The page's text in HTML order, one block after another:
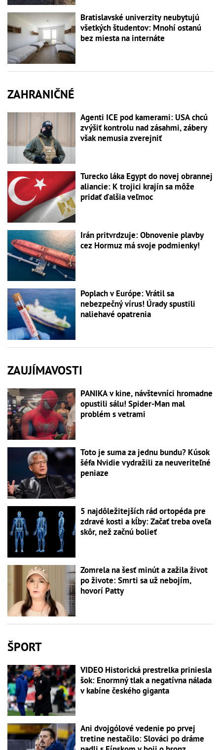
Bratislavské univerzity neubytujú
všetkých študentov: Mnohí ostanú
bez miesta na internáte
ZAHRANIČNÉ
Agenti ICE pod kamerami: USA chcú
zvýšiť kontrolu nad zásahmi, zábery
však nemusia zverejniť
Turecko láka Egypt do novej obrannej
aliancie: K trojici krajín sa môže
pridať ďalšia veľmoc
Irán pritvrdzuje: Obnovenie plavby
cez Hormuz má svoje podmienky!
Poplach v Európe: Vrátil sa
nebezpečný vírus! Úrady spustili
naliehavé opatrenia
ZAUJÍMAVOSTI
PANIKA v kine, návštevníci hromadne
opustili sálu! Spider-Man mal
problém s vetrami
Toto je suma za jednu bundu? Kúsok
šéfa Nvidie vydražili za neuveriteľné
peniaze
5 najdôležitejších rád ortopéda pre
zdravé kosti a kĺby: Začať treba oveľa
skôr, než začnú bolieť
Zomrela na šesť minút a zažila život
po živote: Smrti sa už nebojím,
hovorí Patty
ŠPORT
VIDEO Historická prestrelka priniesla
šok: Enormný tlak a negatívna nálada
v kabíne českého giganta
Ani dvojgólové vedenie po prvej
tretine nestačilo: Slováci po dráme